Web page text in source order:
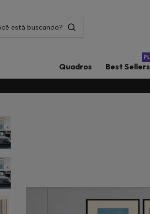
Quadros Best Sellers